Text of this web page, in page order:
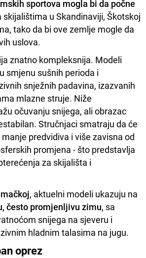
sportova mogla bi da počne
skijalištima u Skandinaviji, Škotskoj
tako da bi ove zemlje mogle da
uslova.
znatno kompleksnija. Modeli
smjenu sušnih perioda i
snježnih padavina, izazvanih
mlazne struje. Niže
očuvanju snijega, ali obrazac
Stručnjaci smatraju da će
predvidiva i više zavisna od
promjena - što predstavlja
za skijališta i
, aktuelni modeli ukazuju na
često promjenljivu zimu, sa
snijega na sjeveru i
hladnim talasima na jugu.
oprez